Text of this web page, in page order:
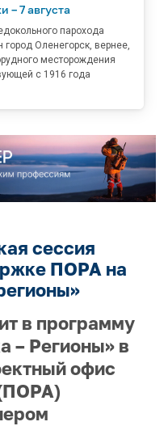
– 7 августа
парохода
Оленегорск, вернее,
месторождения
с 1916 года
сессия
ПОРА на
в программу
– Регионы» в
офис